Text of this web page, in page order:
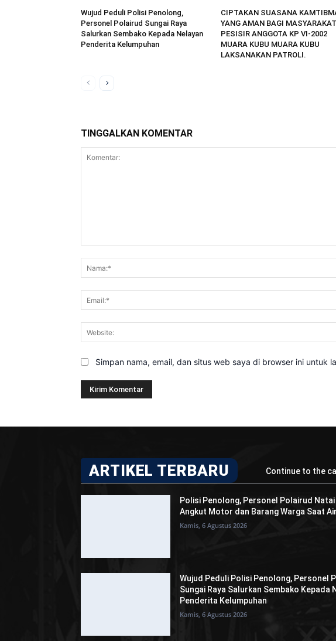
Wujud Peduli Polisi Penolong,
Personel Polairud Sungai Raya
Salurkan Sembako Kepada Nelayan
Penderita Kelumpuhan
CIPTAKAN SUASANA
YANG AMAN BAGI MASYARAKAT
PESISIR ANGGOTA KP VI-2002
MUARA KUBU MUARA KUBU
LAKSANAKAN PATROLI.
TINGGALKAN KOMENTAR
Simpan nama, email, dan situs web saya di browser ini untuk
ARTIKEL TERBARU Continue to the
Polisi Penolong, Personel Polairud Natai
Angkut Motor dan Barang Warga Saat
Kamis, 6 Agustus 2026
Wujud Peduli Polisi Penolong, Personel
Sungai Raya Salurkan Sembako Kepada
Penderita Kelumpuhan
Kamis, 6 Agustus 2026